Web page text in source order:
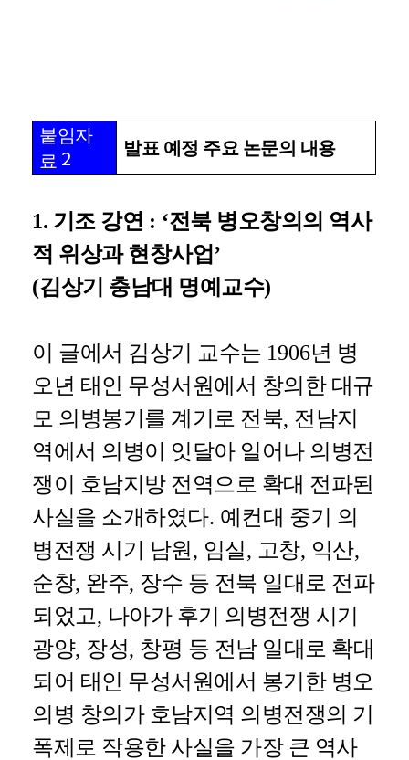
붙임자
료 2
발표 예정 주요 논문의 내용
1. 기조 강연 : ‘전북 병오창의의 역사
적 위상과 현창사업’
(김상기 충남대 명예교수)
이 글에서 김상기 교수는 1906년 병
오년 태인 무성서원에서 창의한 대규
모 의병봉기를 계기로 전북, 전남지
역에서 의병이 잇달아 일어나 의병전
쟁이 호남지방 전역으로 확대 전파된
사실을 소개하였다. 예컨대 중기 의
병전쟁 시기 남원, 임실, 고창, 익산,
순창, 완주, 장수 등 전북 일대로 전파
되었고, 나아가 후기 의병전쟁 시기
광양, 장성, 창평 등 전남 일대로 확대
되어 태인 무성서원에서 봉기한 병오
의병 창의가 호남지역 의병전쟁의 기
폭제로 작용한 사실을 가장 큰 역사